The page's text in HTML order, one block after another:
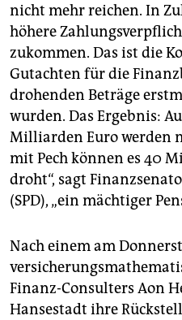
genossenschaft
epaper login
nicht mehr reichen. In
höhere
zukommen. Das ist die
Gutachten für die
drohenden Beträge
wurden. Das Ergebnis:
Milliarden Euro werden
mit Pech können es 40
droht“, sagt
(SPD), „ein mächtiger
Nach einem am
Finanz-Consulters Aon
Hansestadt ihre